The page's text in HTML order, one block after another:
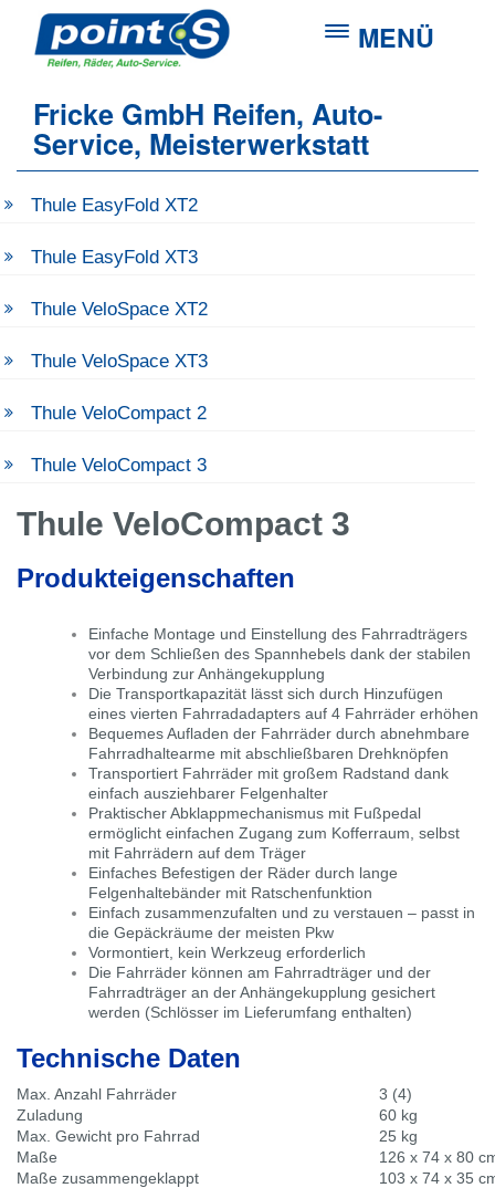
MENÜ
Fricke GmbH Reifen, Auto-
Service, Meisterwerkstatt
Thule EasyFold XT2
Thule EasyFold XT3
Thule VeloSpace XT2
Thule VeloSpace XT3
Thule VeloCompact 2
Thule VeloCompact 3
Thule VeloCompact 3
Produkteigenschaften
Einfache Montage und Einstellung des Fahrradträgers
vor dem Schließen des Spannhebels dank der stabilen
Verbindung zur Anhängekupplung
Die Transportkapazität lässt sich durch Hinzufügen
eines vierten Fahrradadapters auf 4 Fahrräder erhöhen
Bequemes Aufladen der Fahrräder durch abnehmbare
Fahrradhaltearme mit abschließbaren Drehknöpfen
Transportiert Fahrräder mit großem Radstand dank
einfach ausziehbarer Felgenhalter
Praktischer Abklappmechanismus mit Fußpedal
ermöglicht einfachen Zugang zum Kofferraum, selbst
mit Fahrrädern auf dem Träger
Einfaches Befestigen der Räder durch lange
Felgenhaltebänder mit Ratschenfunktion
Einfach zusammenzufalten und zu verstauen – passt in
die Gepäckräume der meisten Pkw
Vormontiert, kein Werkzeug erforderlich
Die Fahrräder können am Fahrradträger und der
Fahrradträger an der Anhängekupplung gesichert
werden (Schlösser im Lieferumfang enthalten)
Technische Daten
Max. Anzahl Fahrräder
3 (4)
Zuladung
60 kg
Max. Gewicht pro Fahrrad
25 kg
Maße
126 x 74 x 80
Maße zusammengeklappt
103 x 74 x 35